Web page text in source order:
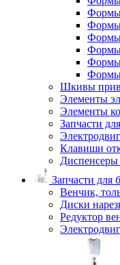
Формы
Формы
Формы
Формы
Формы
Формы
Шкивы
Элементы
Элементы
Запчасти
Клавиши
Диспенсеры
Запчасти для
Венчик,
Диски
Редуктор